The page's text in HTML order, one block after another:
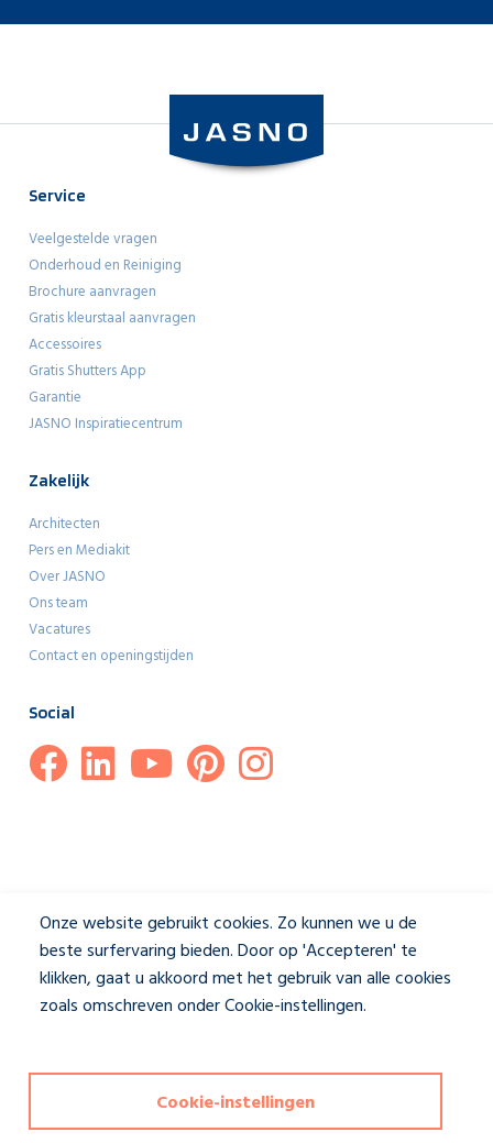
Service
Veelgestelde vragen
Onderhoud en Reiniging
Brochure aanvragen
Gratis kleurstaal aanvragen
Accessoires
Gratis Shutters App
Garantie
JASNO Inspiratiecentrum
Zakelijk
Architecten
Pers en Mediakit
Over JASNO
Ons team
Vacatures
Contact en openingstijden
Social
Disclaimer & Privacybeleid | Cookie-instellingen
Deze website wordt beschermd door reCAPTCHA en het
Onze website gebruikt cookies. Zo kunnen we u de
beste surfervaring bieden. Door op 'Accepteren' te
klikken, gaat u akkoord met het gebruik van alle cookies
zoals omschreven onder Cookie-instellingen.
Cookie-instellingen